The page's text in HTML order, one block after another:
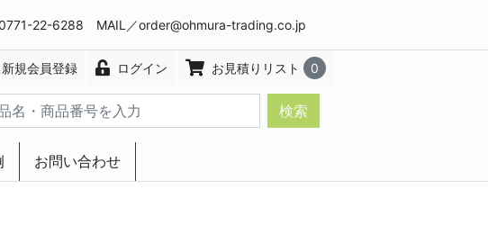
22-6288 MAIL／order@ohmura-trading.co.jp
新規会員登録 ログイン お見積りリスト 0
検索
お問い合わせ